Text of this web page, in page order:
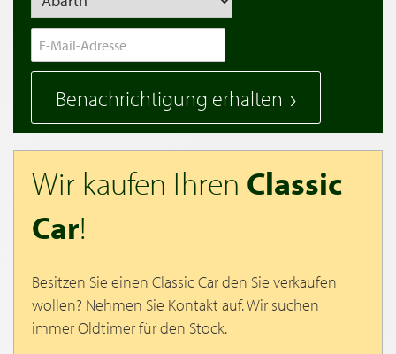
Benachrichtigung erhalten
Wir kaufen Ihren Classic
Car!
Besitzen Sie einen Classic Car den Sie verkaufen
wollen? Nehmen Sie Kontakt auf. Wir suchen
immer Oldtimer für den Stock.